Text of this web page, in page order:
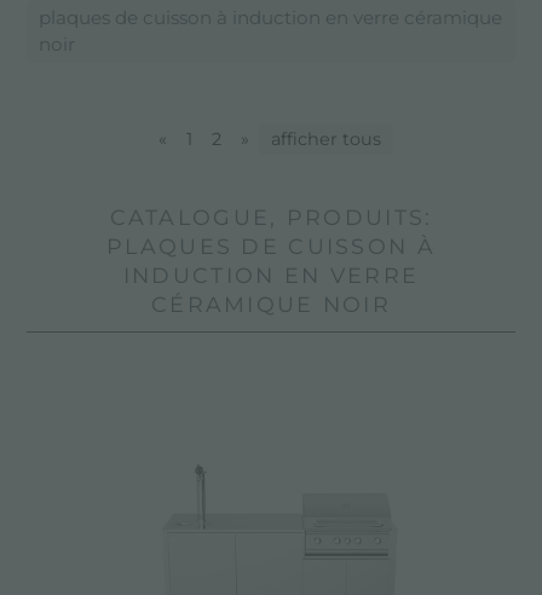
plaques de cuisson à induction en verre céramique
noir
« 1 2 » afficher tous
CATALOGUE, PRODUITS:
PLAQUES DE CUISSON À
INDUCTION EN VERRE
CÉRAMIQUE NOIR